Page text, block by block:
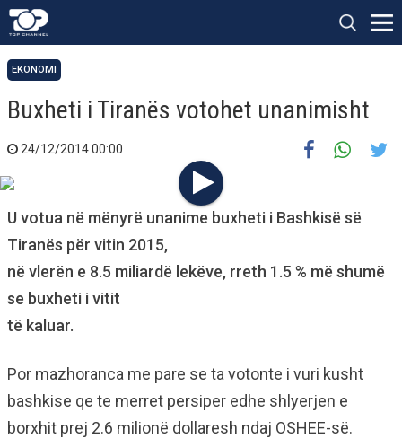
EKONOMI
Buxheti i Tiranës votohet unanimisht
24/12/2014 00:00
U votua në mënyrë unanime buxheti i Bashkisë së
Tiranës për vitin 2015,
në vlerën e 8.5 miliardë lekëve, rreth 1.5 % më shumë
se buxheti i vitit
të kaluar.
Por mazhoranca me pare se ta votonte i vuri kusht
bashkise qe te merret persiper edhe shlyerjen e
borxhit prej 2.6 milionë dollaresh ndaj OSHEE-së.